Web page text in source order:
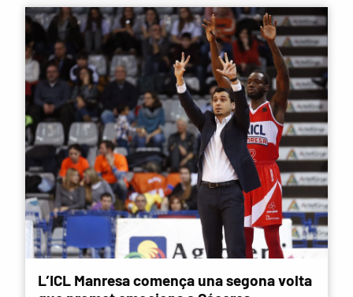
L’ICL Manresa comença una segona volta